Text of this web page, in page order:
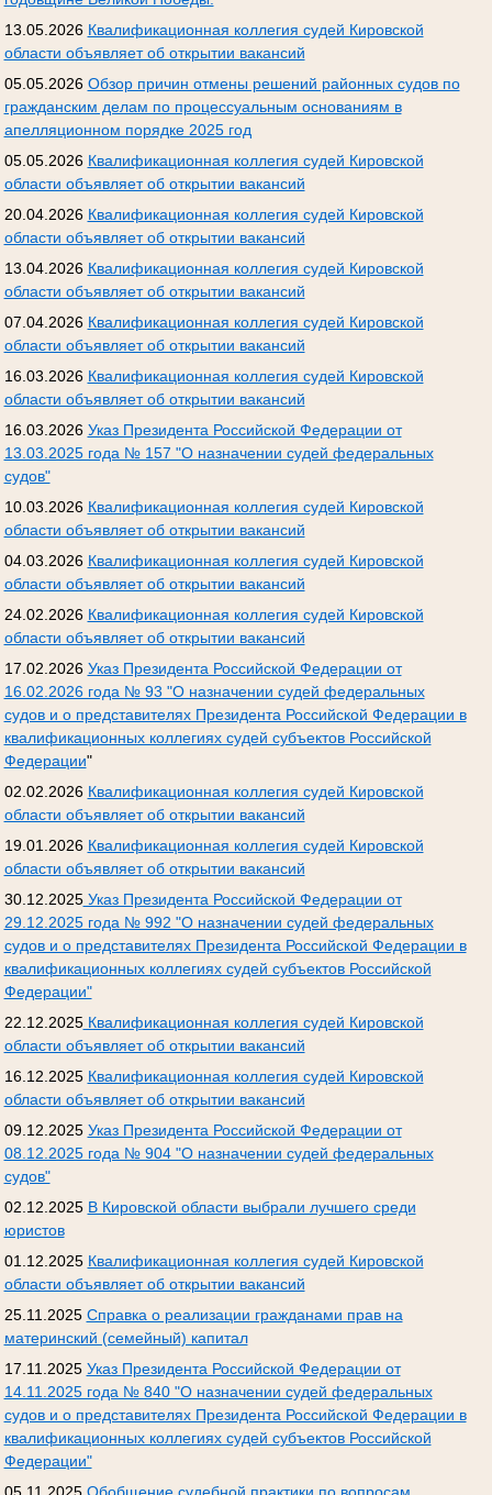
13.05.2026 Квалификационная коллегия судей Кировской
области объявляет об открытии вакансий
05.05.2026 Обзор причин отмены решений районных судов по
гражданским делам по процессуальным основаниям в
апелляционном порядке 2025 год
05.05.2026 Квалификационная коллегия судей Кировской
области объявляет об открытии вакансий
20.04.2026 Квалификационная коллегия судей Кировской
области объявляет об открытии вакансий
13.04.2026 Квалификационная коллегия судей Кировской
области объявляет об открытии вакансий
07.04.2026 Квалификационная коллегия судей Кировской
области объявляет об открытии вакансий
16.03.2026 Квалификационная коллегия судей Кировской
области объявляет об открытии вакансий
16.03.2026 Указ Президента Российской Федерации от
13.03.2025 года № 157 "О назначении судей федеральных
судов"
10.03.2026 Квалификационная коллегия судей Кировской
области объявляет об открытии вакансий
04.03.2026 Квалификационная коллегия судей Кировской
области объявляет об открытии вакансий
24.02.2026 Квалификационная коллегия судей Кировской
области объявляет об открытии вакансий
17.02.2026 Указ Президента Российской Федерации от
16.02.2026 года № 93 "О назначении судей федеральных
судов и о представителях Президента Российской Федерации в
квалификационных коллегиях судей субъектов Российской
Федерации"
02.02.2026 Квалификационная коллегия судей Кировской
области объявляет об открытии вакансий
19.01.2026 Квалификационная коллегия судей Кировской
области объявляет об открытии вакансий
30.12.2025Указ Президента Российской Федерации от
29.12.2025 года № 992 "О назначении судей федеральных
судов и о представителях Президента Российской Федерации в
квалификационных коллегиях судей субъектов Российской
Федерации"
22.12.2025Квалификационная коллегия судей Кировской
области объявляет об открытии вакансий
16.12.2025 Квалификационная коллегия судей Кировской
области объявляет об открытии вакансий
09.12.2025 Указ Президента Российской Федерации от
08.12.2025 года № 904 "О назначении судей федеральных
судов"
02.12.2025 В Кировской области выбрали лучшего среди
юристов
01.12.2025 Квалификационная коллегия судей Кировской
области объявляет об открытии вакансий
25.11.2025 Справка о реализации гражданами прав на
материнский (семейный) капитал
17.11.2025 Указ Президента Российской Федерации от
14.11.2025 года № 840 "О назначении судей федеральных
судов и о представителях Президента Российской Федерации в
квалификационных коллегиях судей субъектов Российской
Федерации"